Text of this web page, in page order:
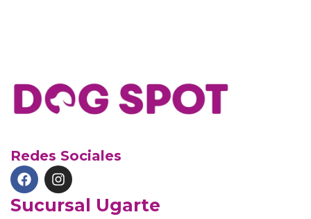
Redes Sociales
Sucursal Ugarte